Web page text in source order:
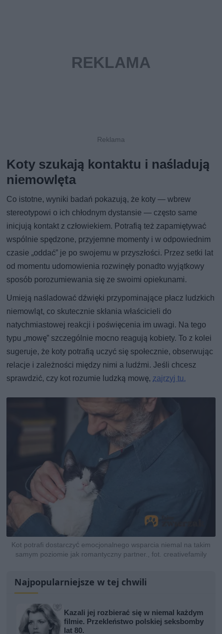
Koty szukają kontaktu i naśladują
niemowlęta
Co istotne, wyniki badań pokazują, że koty — wbrew
stereotypowi o ich chłodnym dystansie — często same
inicjują kontakt z człowiekiem. Potrafią też zapamiętywać
wspólnie spędzone, przyjemne momenty i w odpowiednim
czasie „oddać” je po swojemu w przyszłości. Przez setki lat
od momentu udomowienia rozwinęły ponadto wyjątkowy
sposób porozumiewania się ze swoimi opiekunami.
Umieją naśladować dźwięki przypominające płacz ludzkich
niemowląt, co skutecznie skłania właścicieli do
natychmiastowej reakcji i poświęcenia im uwagi. Na tego
typu „mowę” szczególnie mocno reagują kobiety. To z kolei
sugeruje, że koty potrafią uczyć się społecznie, obserwując
relacje i zależności między nimi a ludźmi. Jeśli chcesz
sprawdzić, czy kot rozumie ludzką mowę, zajrzyj tu.
Kot potrafi dostarczyć emocjonalnego wsparcia niemal na takim
samym poziomie jak romantyczny partner., fot. creativefamily
Najpopularniejsze w tej chwili
Kazali jej rozbierać się w niemal każdym
filmie. Przekleństwo polskiej seksbomby
lat 80.